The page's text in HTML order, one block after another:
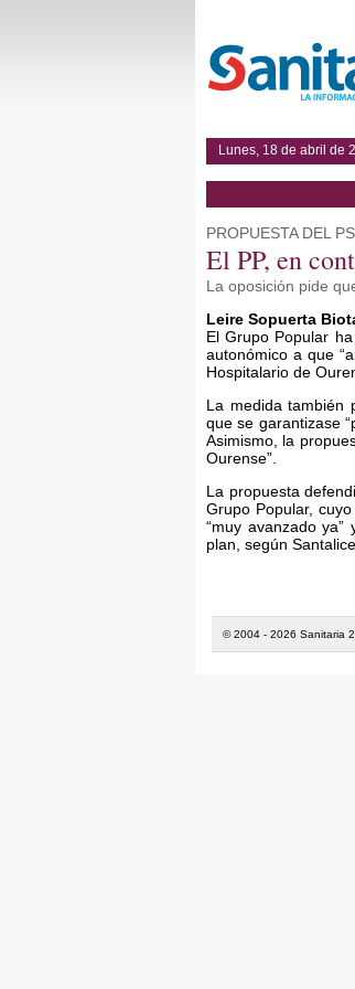
Lunes, 18 de abril de
PROPUESTA DEL
El PP, en
La oposición pide
Leire Sopuerta
El Grupo Popular
autonómico a que
Hospitalario de
La medida también
que se garantizase
Asimismo, la
Ourense”.
La propuesta
Grupo Popular,
“muy avanzado
plan, según
© 2004 - 2026 Sanitaria